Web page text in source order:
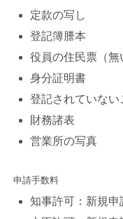
定款の写し
登記簿謄本
役員の住民票（無
身分証明書
登記されていない
財務諸表
営業所の写真
申請手数料
知事許可：新規申